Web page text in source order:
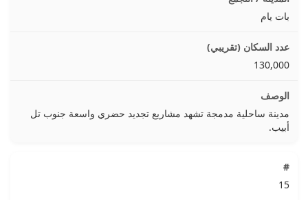
بات يام
130,000
مدينة ساحلية مدمجة تشهد مشاريع تجديد حضري واسعة جنوب تل
أبيب.
15